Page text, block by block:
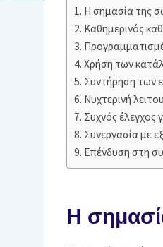
Η σημασία της
Καθημερινός
Χρήση των
Συντήρηση των
Νυχτερινή
Συχνός έλεγχος
Συνεργασία με
Επένδυση στη
Η